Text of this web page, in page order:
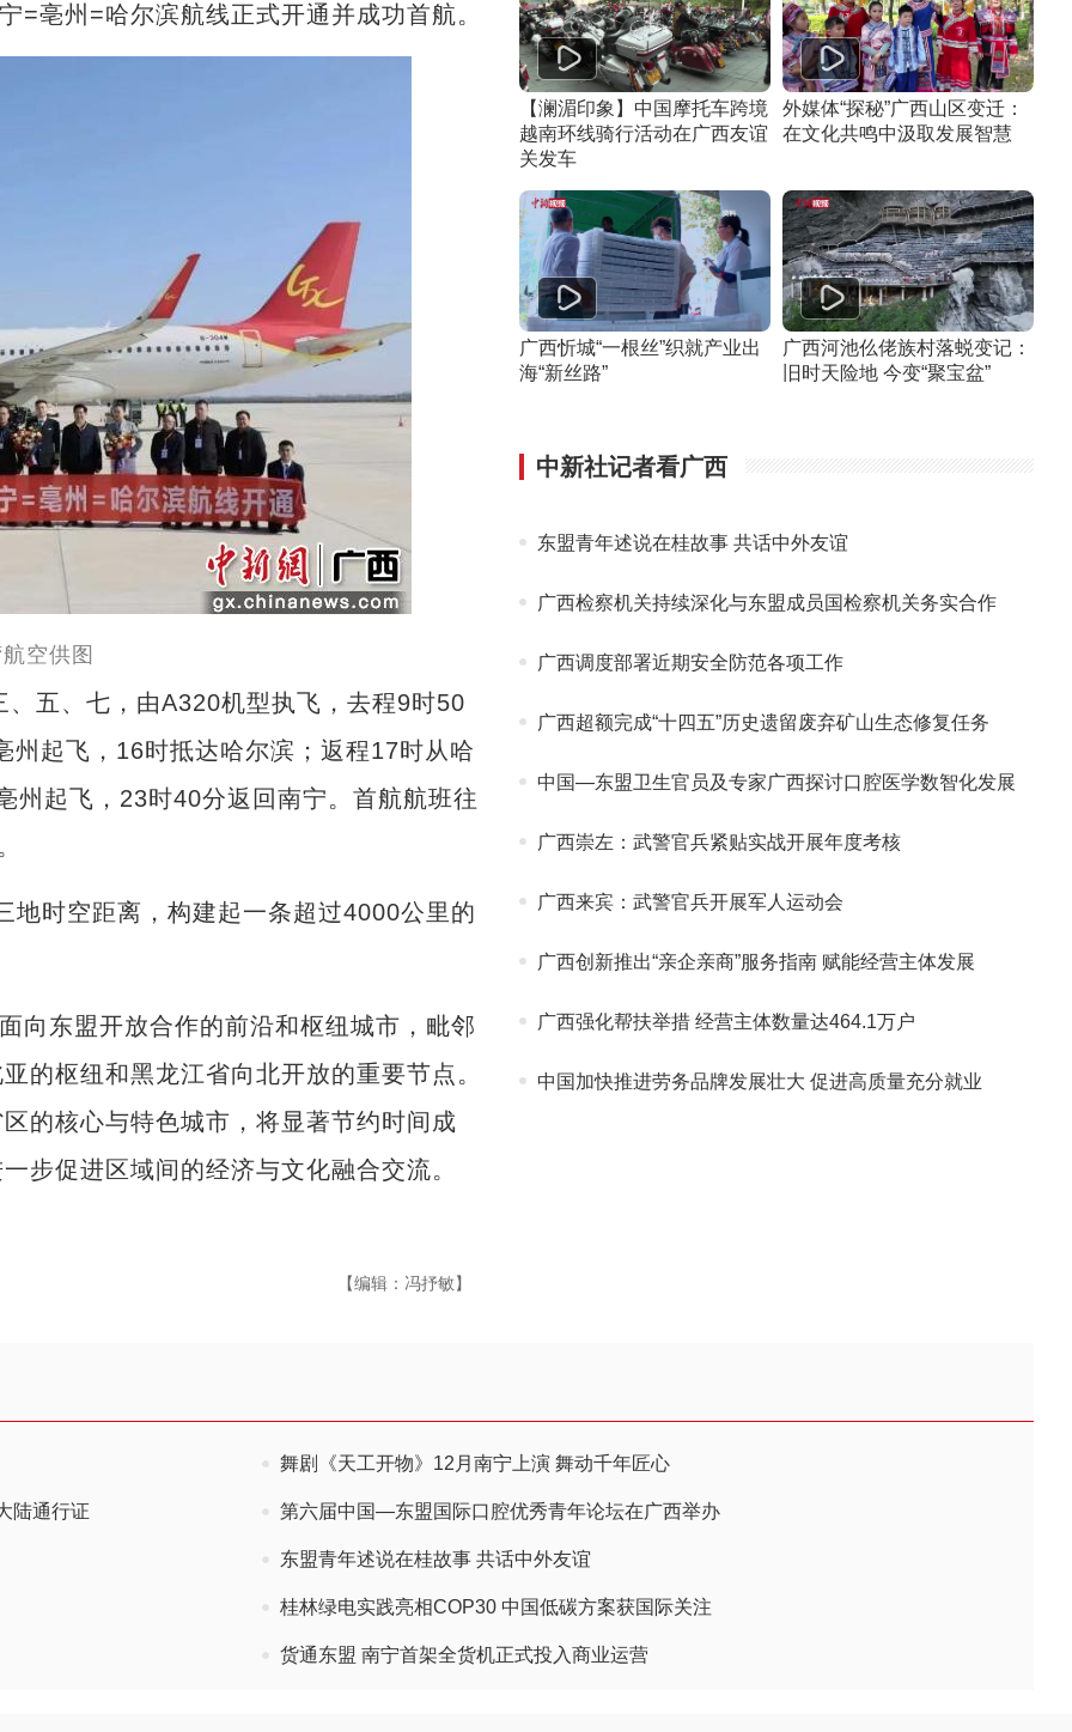
=亳州=哈尔滨航线正式开通并成功首航。
空供图
、七，由A320机型执飞，去程9时50
起飞，16时抵达哈尔滨；返程17时从哈
州起飞，23时40分返回南宁。首航航班往
时空距离，构建起一条超过4000公里的
东盟开放合作的前沿和枢纽城市，毗邻
的枢纽和黑龙江省向北开放的重要节点。
的核心与特色城市，将显著节约时间成
步促进区域间的经济与文化融合交流。
【编辑：冯抒敏】
【澜湄印象】中国摩托车跨境
越南环线骑行活动在广西友谊
关发车
外媒体“探秘”广西山区变迁：
在文化共鸣中汲取发展智慧
广西忻城“一根丝”织就产业出
海“新丝路”
广西河池仫佬族村落蜕变记：
旧时天险地 今变“聚宝盆”
中新社记者看广西
东盟青年述说在桂故事 共话中外友谊
广西检察机关持续深化与东盟成员国检察机关务实合作
广西调度部署近期安全防范各项工作
广西超额完成“十四五”历史遗留废弃矿山生态修复任务
中国—东盟卫生官员及专家广西探讨口腔医学数智化发展
广西崇左：武警官兵紧贴实战开展年度考核
广西来宾：武警官兵开展军人运动会
广西创新推出“亲企亲商”服务指南 赋能经营主体发展
广西强化帮扶举措 经营主体数量达464.1万户
中国加快推进劳务品牌发展壮大 促进高质量充分就业
舞剧《天工开物》12月南宁上演 舞动千年匠心
陆通行证 第六届中国—东盟国际口腔优秀青年论坛在广西举办
东盟青年述说在桂故事 共话中外友谊
桂林绿电实践亮相COP30 中国低碳方案获国际关注
货通东盟 南宁首架全货机正式投入商业运营